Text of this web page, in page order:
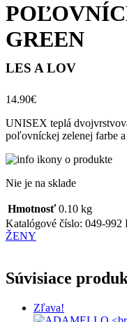
GREEN
LES A LOV
14.90€
UNISEX teplá
poľovníckej zelenej farbe
Nie je na sklade
Hmotnosť 0.10 kg
Katalógové číslo: 049-992
ŽENY
Súvisiace
Zľava!